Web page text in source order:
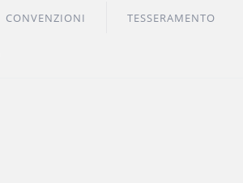
CONVENZIONI TESSERAMENTO